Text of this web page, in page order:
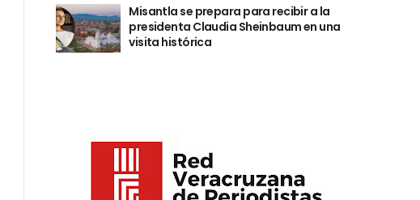
Misantla se prepara para recibir a la
presidenta Claudia Sheinbaum en una
visita histórica